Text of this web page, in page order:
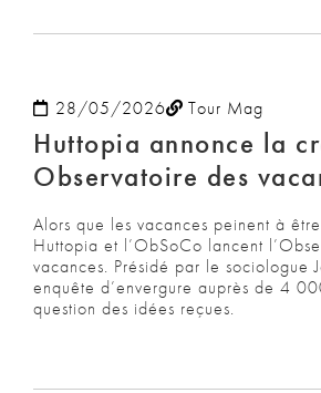
28/05/2026 Tour Mag
Huttopia annonce la
Observatoire des
Alors que les vacances peinent à
Huttopia et l’ObSoCo lancent
vacances. Présidé par le sociologue
enquête d’envergure auprès de 4
question des idées reçues.